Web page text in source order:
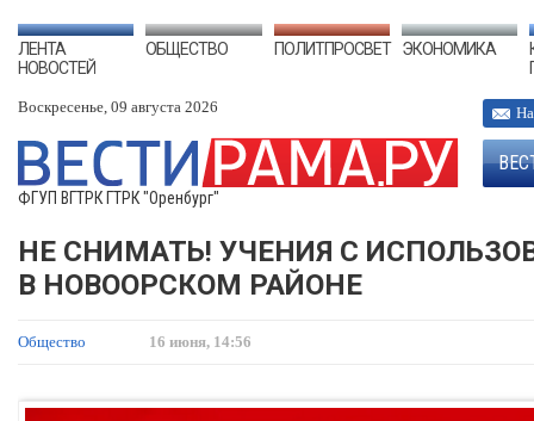
ЛЕНТА
НОВОСТЕЙ
ОБЩЕСТВО ПОЛИТПРОСВЕТ ЭКОНОМИКА
Воскресенье, 09 августа 2026
ФГУП ВГТРК ГТРК "Оренбург"
НЕ СНИМАТЬ! УЧЕНИЯ С
В НОВООРСКОМ РАЙОНЕ
Общество 16 июня, 14:56